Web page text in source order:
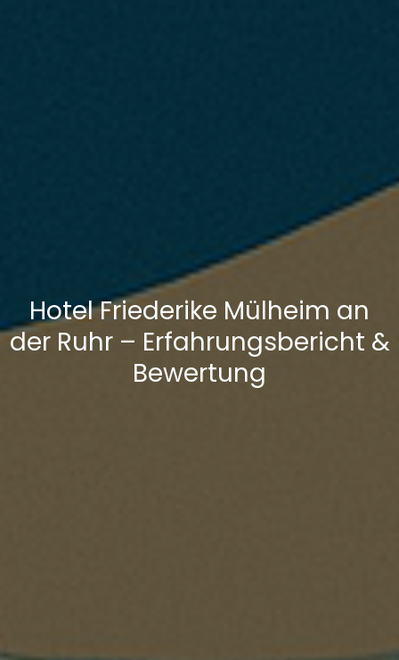
Hotel Friederike Mülheim an
der Ruhr – Erfahrungsbericht &
Bewertung